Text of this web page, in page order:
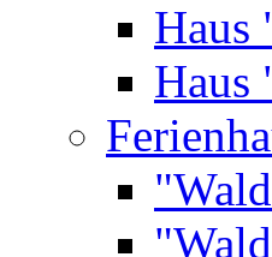
Haus
Haus